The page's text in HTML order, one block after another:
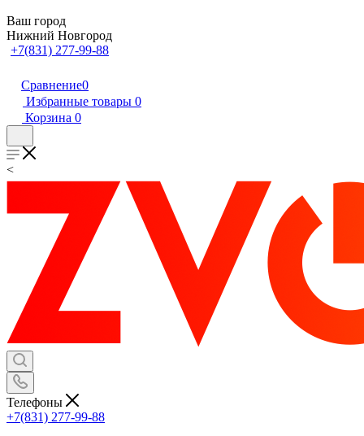
Ваш город
Нижний Новгород
+7(831) 277-99-88
Сравнение0
Избранные товары 0
Корзина 0
<
Телефоны
+7(831) 277-99-88